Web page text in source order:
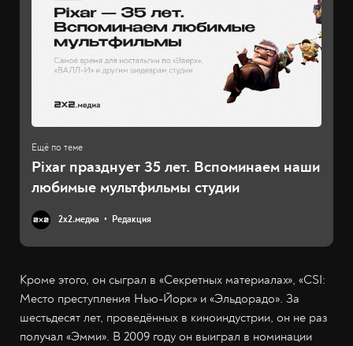
Pixar празднует 35 лет. Вспоминаем наши
любимые мультфильмы студии
2х2.медиа Редакция
Кроме этого, он сыграл в «Секретных материалах», «CSI:
Место преступления Нью-Йорк» и «Эльдорадо». За
шестьдесят лет, проведённых в киноиндустрии, он не раз
получал «Эмми». В 2009 году он выиграл в номинации